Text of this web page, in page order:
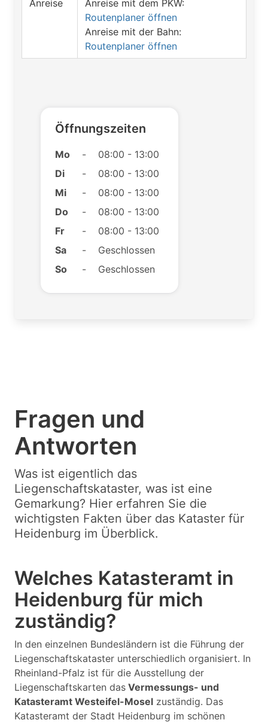
Anreise
Anreise mit dem PKW:
Routenplaner öffnen
Anreise mit der Bahn:
Routenplaner öffnen
Öffnungszeiten
Mo -
08:00 - 13:00
Di
-
08:00 - 13:00
Mi
-
08:00 - 13:00
Do
-
08:00 - 13:00
Fr
-
08:00 - 13:00
Sa
-
Geschlossen
So
- Geschlossen
Fragen und
Antworten
Was ist eigentlich das
Liegenschaftskataster, was ist eine
Gemarkung? Hier erfahren Sie die
wichtigsten Fakten über das Kataster für
Heidenburg im Überblick.
Welches Katasteramt in
Heidenburg für mich
zuständig?
In den einzelnen Bundesländern ist die Führung der
Liegenschaftskataster unterschiedlich organisiert. In
Rheinland-Pfalz ist für die Ausstellung der
Liegenschaftskarten das Vermessungs- und
Katasteramt Westeifel-Mosel zuständig. Das
Katasteramt der Stadt Heidenburg im schönen